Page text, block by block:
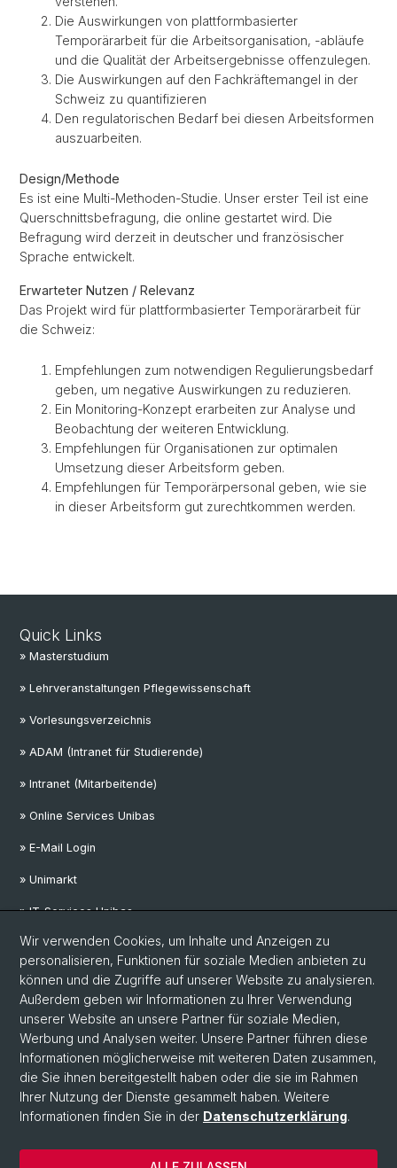
Die Auswirkungen von plattformbasierter
Temporärarbeit für die Arbeitsorganisation, -abläufe
und die Qualität der Arbeitsergebnisse offenzulegen.
Die Auswirkungen auf den Fachkräftemangel in der
Schweiz zu quantifizieren
Den regulatorischen Bedarf bei diesen Arbeitsformen
auszuarbeiten.
Design/Methode
Es ist eine Multi-Methoden-Studie. Unser erster Teil ist eine
Querschnittsbefragung, die online gestartet wird. Die
Befragung wird derzeit in deutscher und französischer
Sprache entwickelt.
Erwarteter Nutzen / Relevanz
Das Projekt wird für plattformbasierter Temporärarbeit für
die Schweiz:
Empfehlungen zum notwendigen Regulierungsbedarf
geben, um negative Auswirkungen zu reduzieren.
Ein Monitoring-Konzept erarbeiten zur Analyse und
Beobachtung der weiteren Entwicklung.
Empfehlungen für Organisationen zur optimalen
Umsetzung dieser Arbeitsform geben.
Empfehlungen für Temporärpersonal geben, wie sie
in dieser Arbeitsform gut zurechtkommen werden.
Quick Links
» Masterstudium
» Lehrveranstaltungen Pflegewissenschaft
» Vorlesungsverzeichnis
» ADAM (Intranet für Studierende)
» Intranet (Mitarbeitende)
» Online Services Unibas
» E-Mail Login
» Unimarkt
» IT-Services Unibas
Social Media
LinkedIn
Mastodon
© Universität Basel
Medizinische Fakultät
Wir verwenden Cookies, um Inhalte und Anzeigen zu
personalisieren, Funktionen für soziale Medien anbieten zu
können und die Zugriffe auf unserer Website zu analysieren.
Außerdem geben wir Informationen zu Ihrer Verwendung
unserer Website an unsere Partner für soziale Medien,
Werbung und Analysen weiter. Unsere Partner führen diese
Informationen möglicherweise mit weiteren Daten zusammen,
die Sie ihnen bereitgestellt haben oder die sie im Rahmen
Ihrer Nutzung der Dienste gesammelt haben. Weitere
Informationen finden Sie in der Datenschutzerklärung.